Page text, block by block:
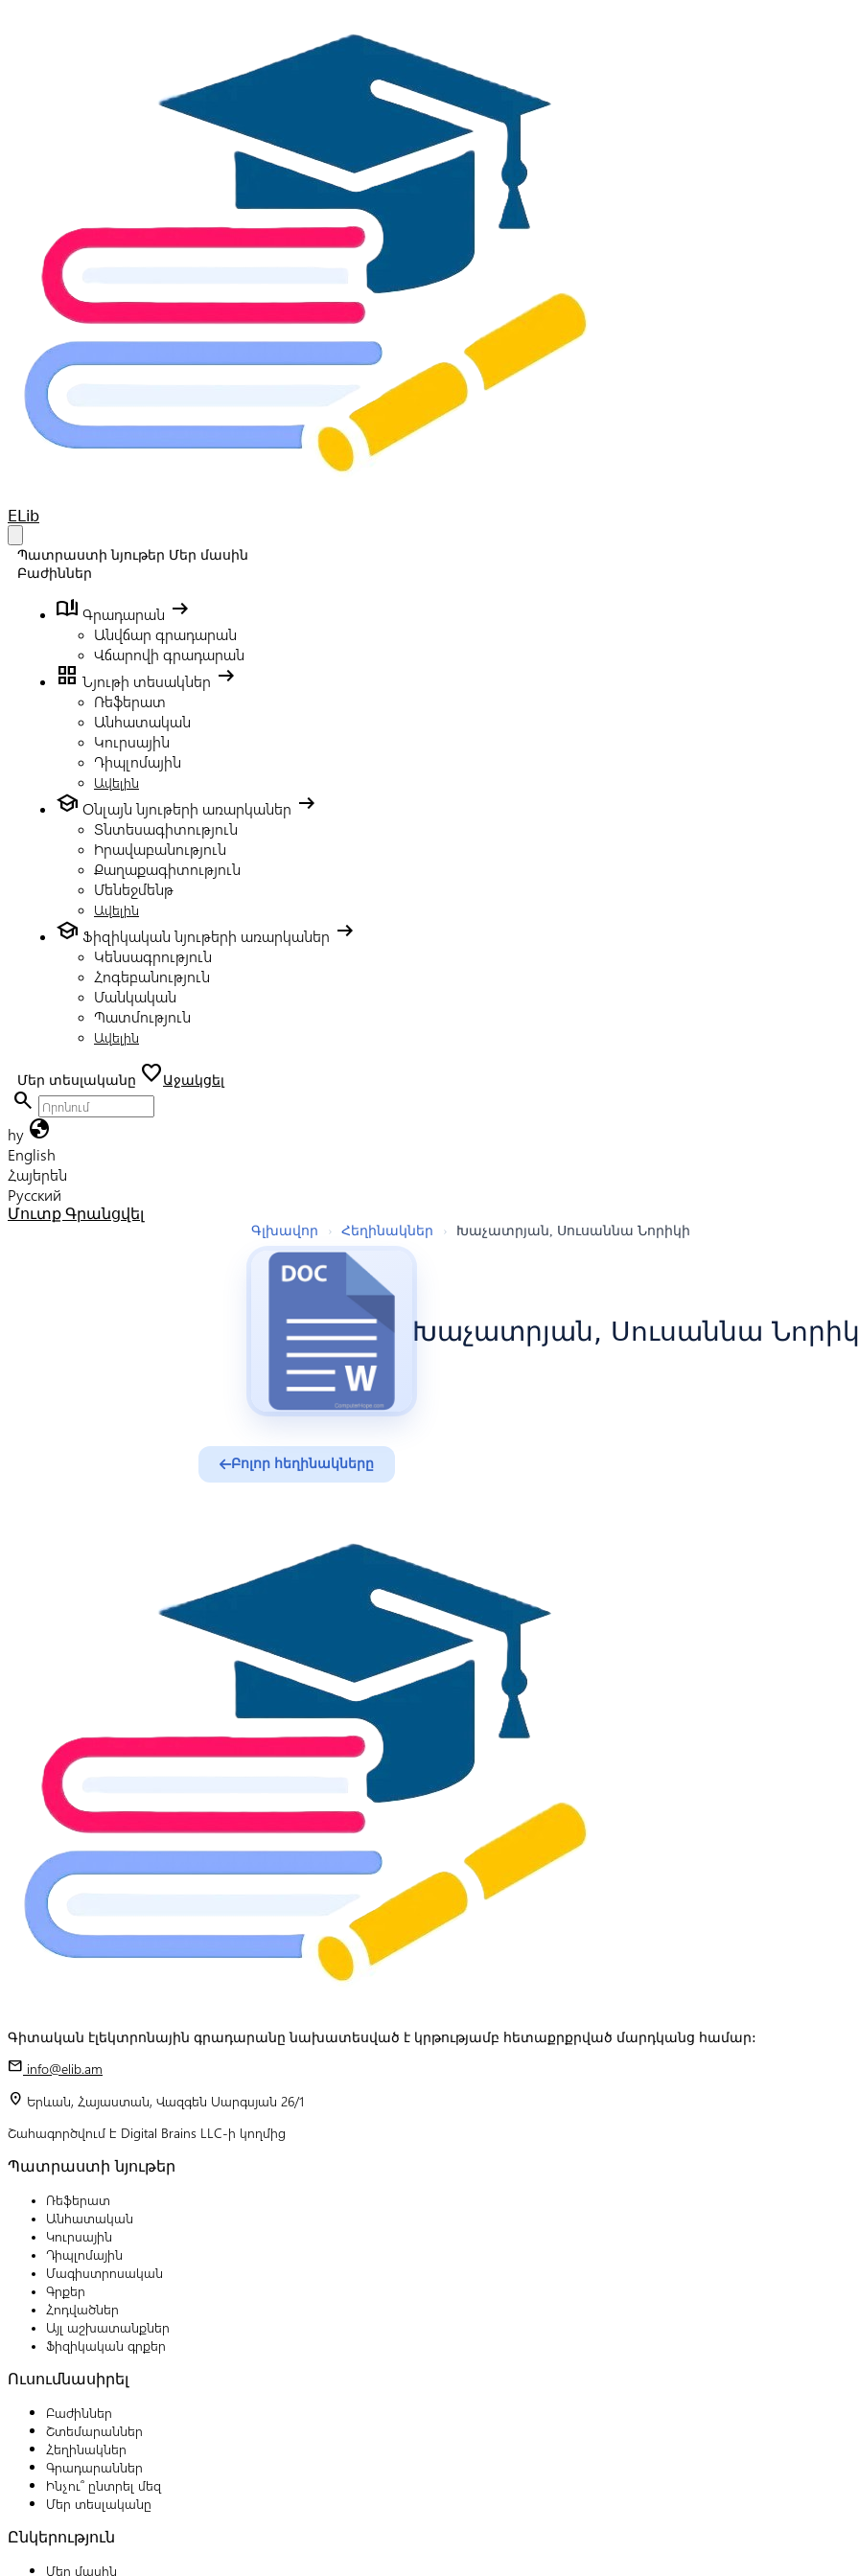
Your Company
ELib
Պատրաստի նյութեր Մեր մասին
Բաժիններ
book_ribbon Գրադարան arrow_right_alt
Անվճար գրադարան
Վճարովի գրադարան
grid_view Նյութի տեսակներ arrow_right_alt
Ռեֆերատ
Անհատական
Կուրսային
Դիպլոմային
Ավելին
school Օնլայն նյութերի առարկաներ arrow_right_alt
Տնտեսագիտություն
Իրավաբանություն
Քաղաքագիտություն
Մենեջմենթ
Ավելին
school Ֆիզիկական նյութերի առարկաներ arrow_right_alt
Կենսագրություն
Հոգեբանություն
Մանկական
Պատմություն
Ավելին
Մեր տեսլականը favoriteԱջակցել
search
hy globe
English
Հայերեն
Русский
Մուտք Գրանցվել
Գլխավոր › Հեղինակներ › Խաչատրյան, Սուսաննա Նորիկի
Խաչատրյան, Սուսաննա
Բոլոր հեղինակները
Գիտական էլեկտրոնային գրադարանը նախատեսված է կրթությամբ հետաքրքրված մարդկանց համար:
mail info@elib.am
location_on Երևան, Հայաստան, Վազգեն Սարգսյան 26/1
Շահագործվում է Digital Brains LLC-ի կողմից
Պատրաստի նյութեր
Ռեֆերատ
Անհատական
Կուրսային
Դիպլոմային
Մագիստրոսական
Գրքեր
Հոդվածներ
Այլ աշխատանքներ
Ֆիզիկական գրքեր
Ուսումնասիրել
Բաժիններ
Շտեմարաններ
Հեղինակներ
Գրադարաններ
Ինչու՞ ընտրել մեզ
Մեր տեսլականը
Ընկերություն
Մեր մասին